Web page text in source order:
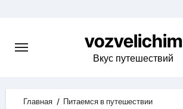
content
vozvelichim
Вкус путешествий
Главная
Питаемся в путешествии